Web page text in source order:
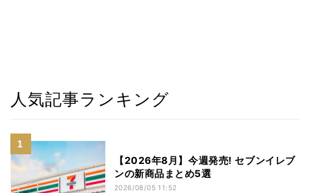
人気記事ランキング
【2026年8月】今週発売! セブンイレブ
ンの新商品まとめ5選
2026/08/05 11:52